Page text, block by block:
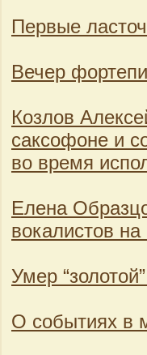
Первые
Вечер
Козлов
саксофоне и
во время
Елена
вокалистов на
Умер
О событиях в